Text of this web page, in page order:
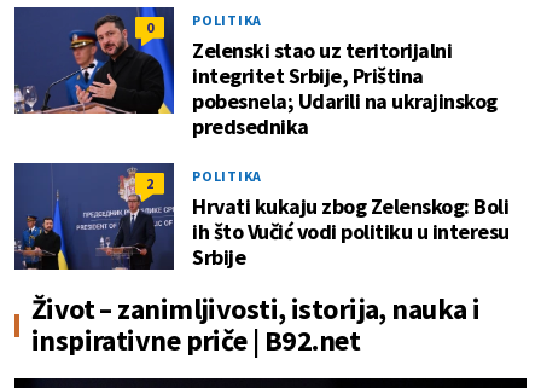
0 POLITIKA
Zelenski stao uz teritorijalni
integritet Srbije, Priština
pobesnela; Udarili na ukrajinskog
predsednika
2 POLITIKA
Hrvati kukaju zbog Zelenskog: Boli
ih što Vučić vodi politiku u interesu
Srbije
Život – zanimljivosti, istorija, nauka i
inspirativne priče | B92.net